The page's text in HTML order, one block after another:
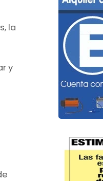
la
y